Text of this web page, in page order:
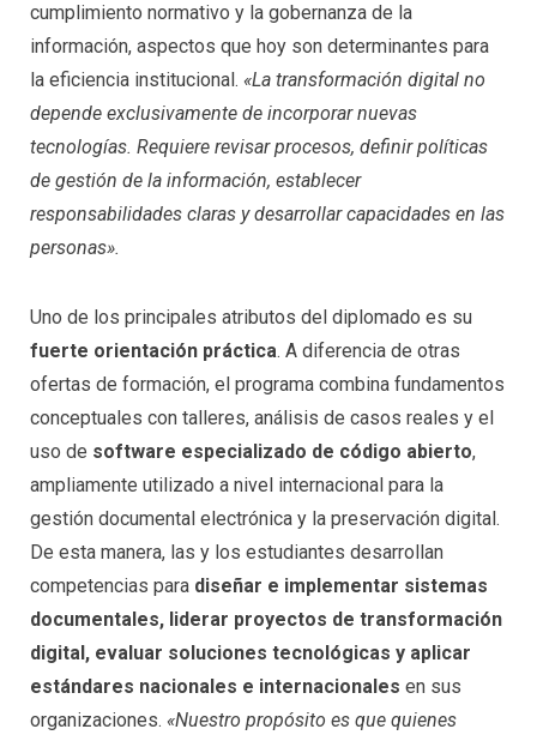
cumplimiento normativo y la gobernanza de la
información, aspectos que hoy son determinantes para
la eficiencia institucional. «La transformación digital no
depende exclusivamente de incorporar nuevas
tecnologías. Requiere revisar procesos, definir políticas
de gestión de la información, establecer
responsabilidades claras y desarrollar capacidades en las
personas».
Uno de los principales atributos del diplomado es su
fuerte orientación práctica. A diferencia de otras
ofertas de formación, el programa combina fundamentos
conceptuales con talleres, análisis de casos reales y el
uso de software especializado de código abierto,
ampliamente utilizado a nivel internacional para la
gestión documental electrónica y la preservación digital.
De esta manera, las y los estudiantes desarrollan
competencias para diseñar e implementar sistemas
documentales, liderar proyectos de transformación
digital, evaluar soluciones tecnológicas y aplicar
estándares nacionales e internacionales en sus
organizaciones. «Nuestro propósito es que quienes